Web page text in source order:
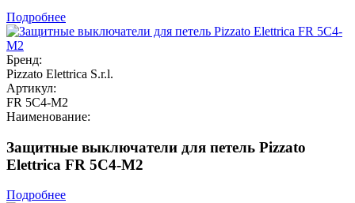
Подробнее
Бренд:
Pizzato Elettrica S.r.l.
Артикул:
FR 5C4-M2
Наименование:
Защитные выключатели для петель Pizzato
Elettrica FR 5C4-M2
Подробнее